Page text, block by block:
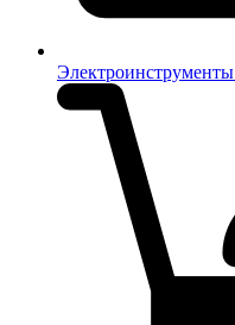
Электроинструменты